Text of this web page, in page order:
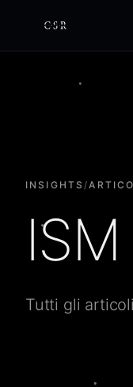
Cursorio
INSIGHTS/
Tutti gli